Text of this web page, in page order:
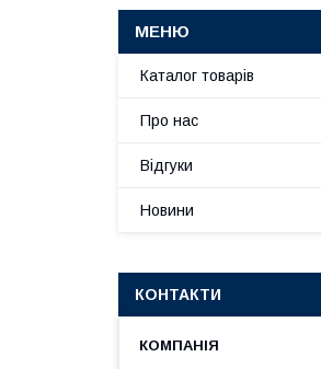
Каталог товарів
Про нас
Відгуки
Новини
КОНТАКТИ